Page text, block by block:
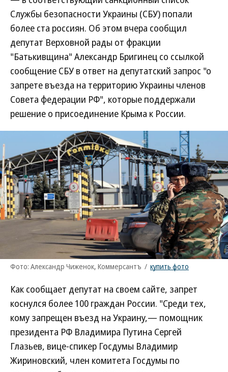
Службы безопасности Украины (СБУ) попали
более ста россиян. Об этом вчера сообщил
депутат Верховной рады от фракции
"Батькивщина" Александр Бригинец со ссылкой
сообщение СБУ в ответ на депутатский запрос "о
запрете въезда на территорию Украины членов
Совета федерации РФ", которые поддержали
решение о присоединение Крыма к России.
Фото: Александр Чиженок, Коммерсантъ / купить фото
Как сообщает депутат на своем сайте, запрет
коснулся более 100 граждан России. "Среди тех,
кому запрещен въезд на Украину,— помощник
президента РФ Владимира Путина Сергей
Глазьев, вице-спикер Госдумы Владимир
Жириновский, член комитета Госдумы по